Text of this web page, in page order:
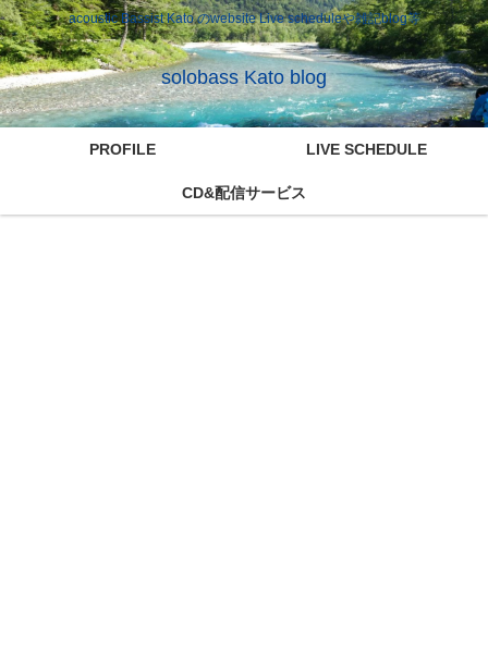
acoustic Bassist Kato のwebsite Live scheduleや雑記blog等
solobass Kato blog
PROFILE LIVE SCHEDULE
CD&配信サービス